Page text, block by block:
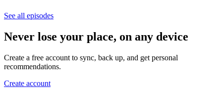
See all episodes
Never lose your place, on any device
Create a free account to sync, back up, and get personal
recommendations.
Create account